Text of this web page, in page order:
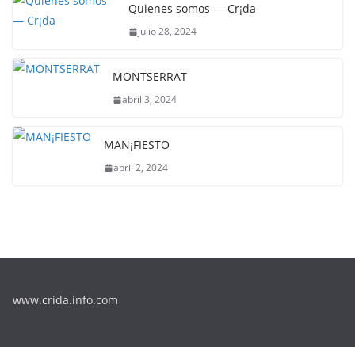
Quienes somos — Cr¡da
julio 28, 2024
MONTSERRAT
abril 3, 2024
MAN¡FIESTO
abril 2, 2024
www.crida.info.com